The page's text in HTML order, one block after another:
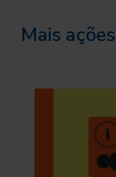
Mais ações